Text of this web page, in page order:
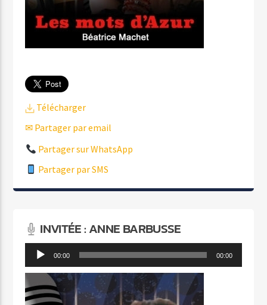
Télécharger
✉ Partager par email
Partager sur WhatsApp
Partager par SMS
INVITÉE : ANNE BARBUSSE
Lecteur 00:00 00:00